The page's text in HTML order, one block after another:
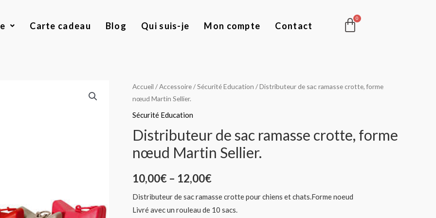
Carte cadeau Blog Qui suis-je Mon compte Contact Panier
Accueil /Accessoire/Sécurité Education / Distributeur de sac ramasse crotte, forme
nœud Martin Sellier.
Sécurité Education
Distributeur de sac ramasse crotte, forme
nœud Martin Sellier.
10,00€ – 12,00€
Distributeur de sac ramasse crotte pour chiens et chats.Forme noeud
Livré avec un rouleau de 10 sacs.
quantité
de
Distributeur
sac
ramasse
forme